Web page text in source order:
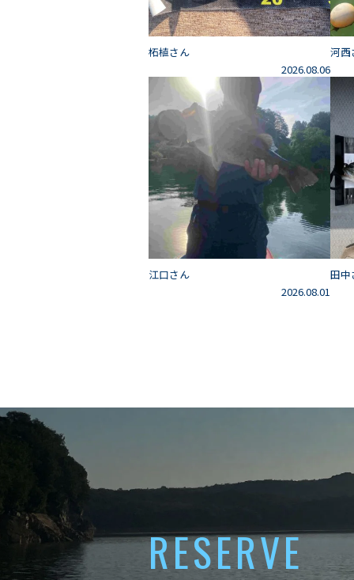
柘植さん
2026.08.06
河西
江口さん
2026.08.01
田中
RESERVE